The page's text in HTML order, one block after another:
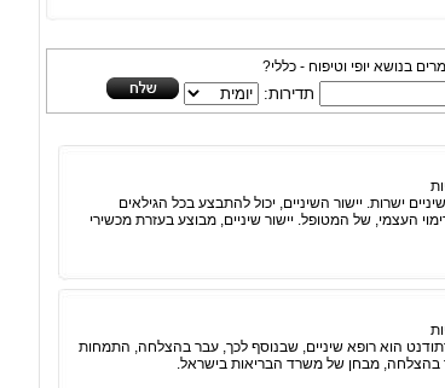
בנושא יופי וטיפוח - כללי?
תדירות:
ישרות. יישור השיניים, יכול להתבצע בכל הגילאים
העצמי, של המטופל. יישור שיניים, מבוצע בעזרת מכשירי
הוא רופא שיניים, שבנוסף לכך, עבר בהצלחה, התמחות
בהצלחה, מבחן של משרד הבריאות בישראל.